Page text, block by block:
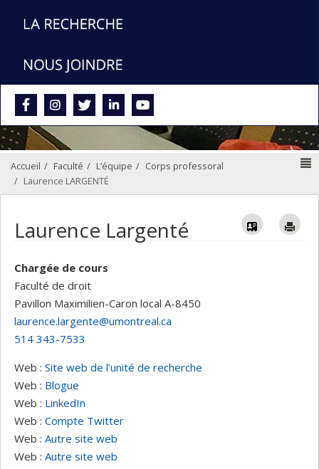
Accueil Faculté L’équipe
Corps professoral
Laurence LARGENTÉ
Laurence Largenté Vcard
Chargée de cours
Faculté de droit
Pavillon Maximilien-Caron local A-8450
laurence.largente@umontreal.ca
514 343-7533
Web : Site web de l’unité de recherche
Web : Blogue
Web : LinkedIn
Web : Compte Twitter
Web : Autre site web
Web : Autre site web